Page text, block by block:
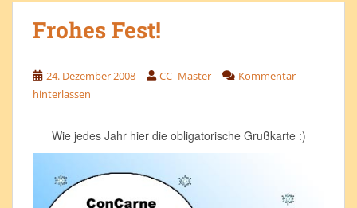
Frohes Fest!
24. Dezember 2008 CC|Master
Kommentar
hinterlassen
Wie jedes Jahr hier die obligatorische Grußkarte :)